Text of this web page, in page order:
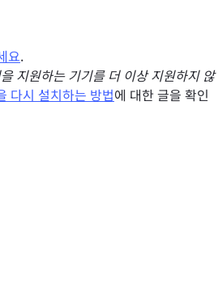
요.
지원하는 기기를 더 이상 지원하지 않
다시 설치하는 방법에 대한 글을 확인